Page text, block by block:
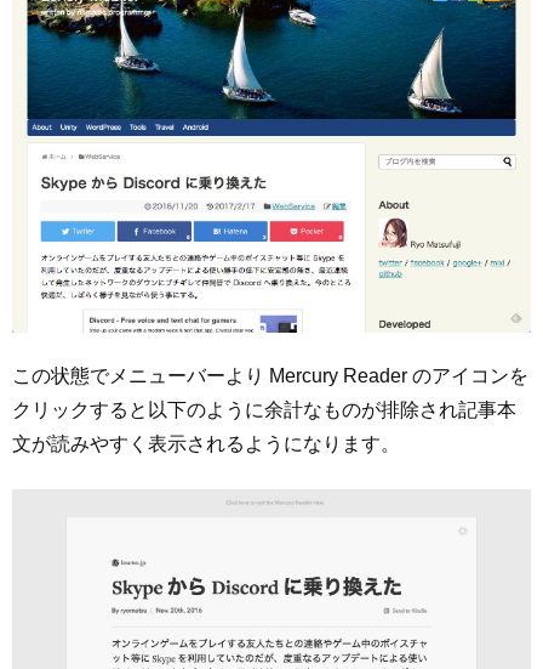
この状態でメニューバーより Mercury Reader のアイコンを
クリックすると以下のように余計なものが排除され記事本
文が読みやすく表示されるようになります。